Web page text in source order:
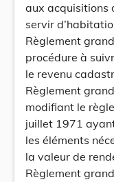
aux acquisitions
servir
Règlement
procédure à
le revenu
Règlement
modifiant le
juillet 1971
les éléments
la valeur de
Règlement